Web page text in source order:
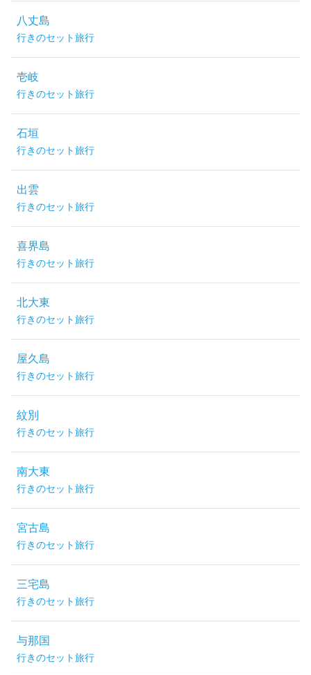
八丈島
行きのセット旅行
壱岐
行きのセット旅行
石垣
行きのセット旅行
出雲
行きのセット旅行
喜界島
行きのセット旅行
北大東
行きのセット旅行
屋久島
行きのセット旅行
紋別
行きのセット旅行
南大東
行きのセット旅行
宮古島
行きのセット旅行
三宅島
行きのセット旅行
与那国
行きのセット旅行